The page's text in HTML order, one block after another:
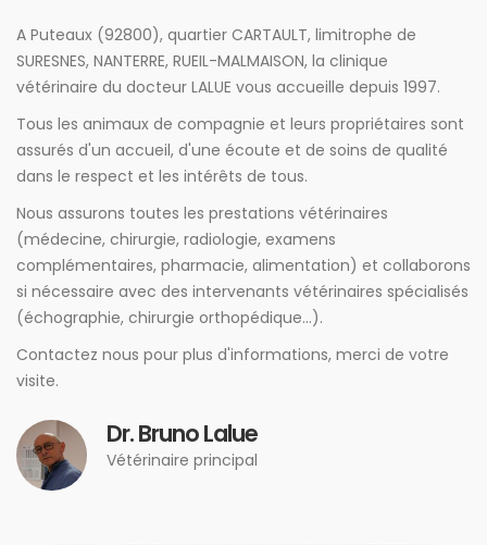
A Puteaux (92800), quartier CARTAULT, limitrophe de
SURESNES, NANTERRE, RUEIL-MALMAISON, la clinique
vétérinaire du docteur LALUE vous accueille depuis 1997.
Tous les animaux de compagnie et leurs propriétaires sont
assurés d'un accueil, d'une écoute et de soins de qualité
dans le respect et les intérêts de tous.
Nous assurons toutes les prestations vétérinaires
(médecine, chirurgie, radiologie, examens
complémentaires, pharmacie, alimentation) et collaborons
si nécessaire avec des intervenants vétérinaires spécialisés
(échographie, chirurgie orthopédique...).
Contactez nous pour plus d'informations, merci de votre
visite.
Dr. Bruno Lalue
Vétérinaire principal